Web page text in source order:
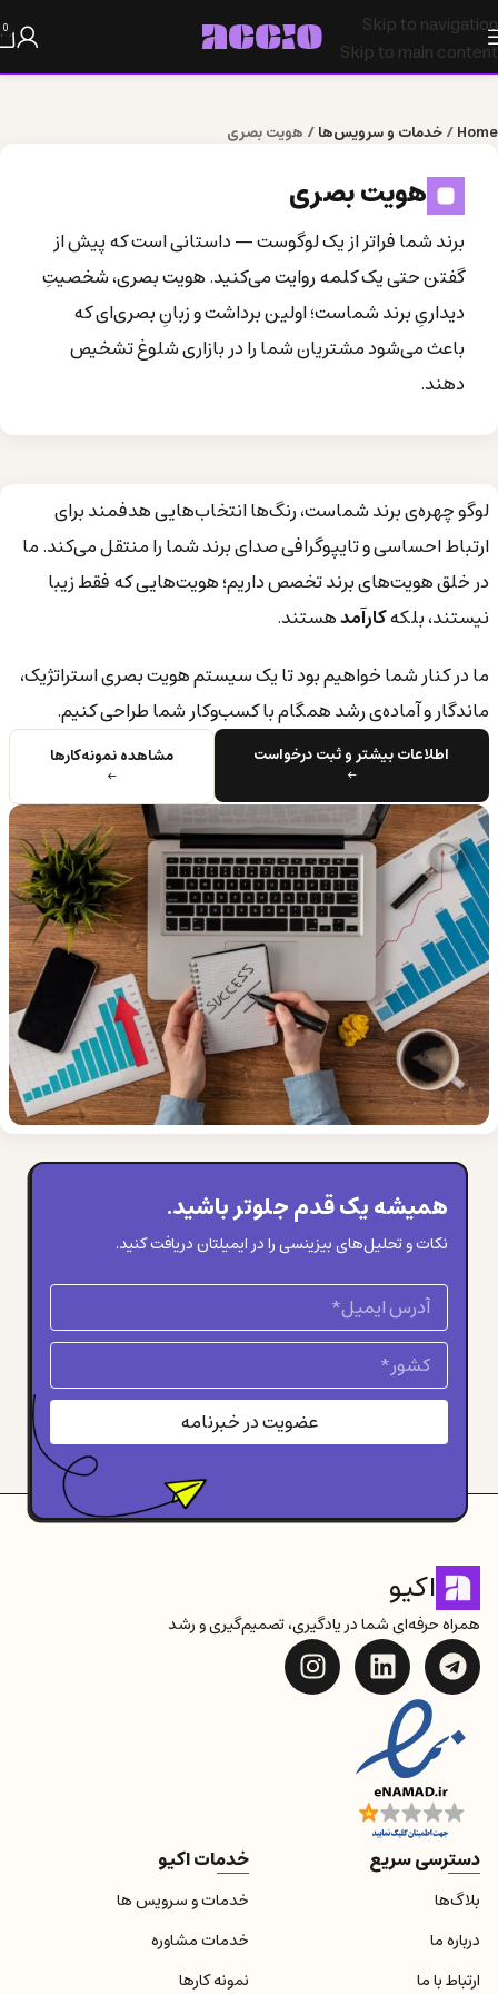
Skip to navigation
Skip to main content
0
Home
/خدمات و سرویس‌ها/ هویت بصری
هویت بصری
برند شما فراتر از یک لوگوست — داستانی است که پیش از
گفتن حتی یک کلمه روایت می‌کنید. هویت بصری، شخصیتِ
دیداریِ برند شماست؛ اولین برداشت و زبانِ بصری‌ای که
باعث می‌شود مشتریان شما را در بازاری شلوغ تشخیص
دهند.
لوگو چهره‌ی برند شماست، رنگ‌ها انتخاب‌هایی هدفمند برای
ارتباط احساسی و تایپوگرافی صدای برند شما را منتقل می‌کند. ما
در خلق هویت‌های برند تخصص داریم؛ هویت‌هایی که فقط زیبا
نیستند، بلکهکارآمدهستند.
ما در کنار شما خواهیم بود تا یک سیستم هویت بصری استراتژیک،
ماندگار و آماده‌ی رشد همگام با کسب‌وکار شما طراحی کنیم.
اطلاعات بیشتر و ثبت درخواست
←
مشاهده نمونه‌کارها
←
همیشه یک قدم جلوتر باشید.
نکات و تحلیل‌های بیزینسی را در ایمیلتان دریافت کنید.
عضویت در خبرنامه
اکیو
همراه حرفه‌ای شما در یادگیری، تصمیم‌گیری و رشد
دسترسی سریع
بلاگ‌ها
درباره‌ ما
ارتباط با ما
خدمات اکیو
خدمات و سرویس ها
خدمات مشاوره
نمونه کارها